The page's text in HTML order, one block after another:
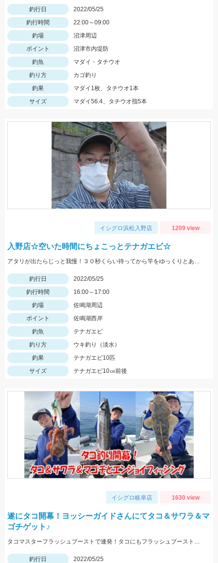
釣行日
2022/05/25
釣行時間
22:00～09:00
釣場
沼津周辺
ポイント
沼津市内堤防
釣魚
マダイ・タチウオ
釣り方
カゴ釣り
釣果
マダイ1枚、タチウオ1本
サイズ
マダイ56.4、タチウオ指5本
イシグロ浜松入野店 1209 view
入野店☆空いた時間にちょこっとテナガエビ☆
アタリが出たらじっと我慢！３０秒くらい待ってから竿をゆっくりとあげましょう。
釣行日
2022/05/25
釣行時間
16:00～17:00
釣場
佐鳴湖周辺
ポイント
佐鳴湖西岸
釣魚
テナガエビ
釣り方
ウキ釣り（淡水）
釣果
テナガエビ10匹
サイズ
テナガエビ10㎝前後
イシグロ岐阜店 1630 view
遂にタコ開幕！ヨッシーガイドさんにてタコ＆サワラ＆マ
ゴチゲット♪
タコマスターフラッシュブーストで連発！タコにもフラッシュブーストが効きます！！
釣行日 2022/05/25